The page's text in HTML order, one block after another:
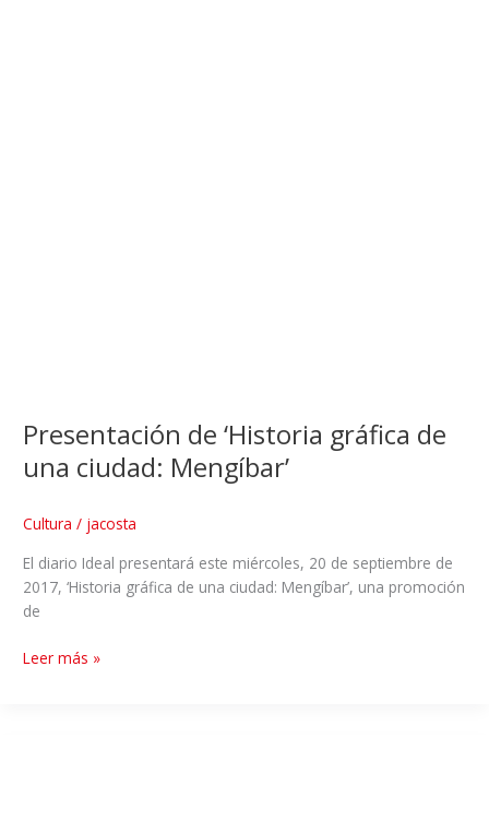
Presentación de ‘Historia gráfica de
una ciudad: Mengíbar’
Cultura / jacosta
El diario Ideal presentará este miércoles, 20 de septiembre de
2017, ‘Historia gráfica de una ciudad: Mengíbar’, una promoción
de
Leer más »